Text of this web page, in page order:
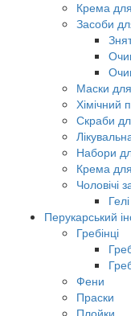
Крема
Засоби
Маски
Хімічний
Скраби
Набори
Крема
Чоловічі
Перукарський
Гребінці
Фени
Праски
Плойки